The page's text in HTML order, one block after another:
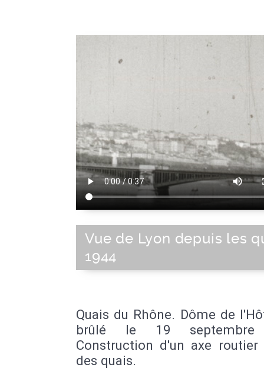
Vue de Lyon depuis les
1944
Quais du Rhône. Dôme de
brûlé le 19 septembre
Construction d'un axe
des quais.